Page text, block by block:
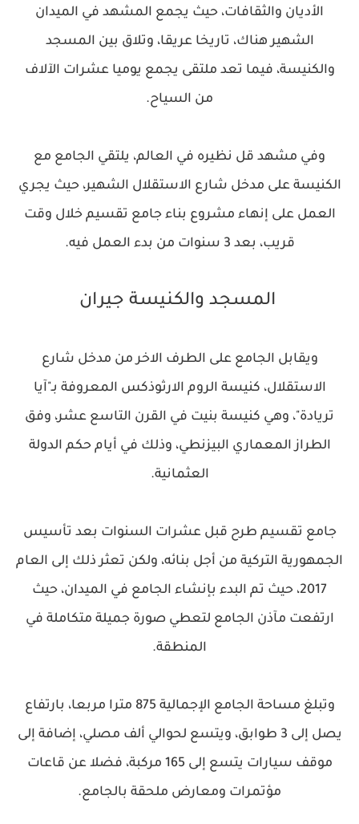
الأديان والثقافات، حيث يجمع المشهد في الميدان
الشهير هناك، تاريخا عريقا، وتلاق بين المسجد
والكنيسة، فيما تعد ملتقى يجمع يوميا عشرات الآلاف
من السياح.
وفي مشهد قل نظيره في العالم، يلتقي الجامع مع
الكنيسة على مدخل شارع الاستقلال الشهير، حيث يجري
العمل على إنهاء مشروع بناء جامع تقسيم خلال وقت
قريب، بعد 3 سنوات من بدء العمل فيه.
المسجد والكنيسة جيران
ويقابل الجامع على الطرف الاخر من مدخل شارع
الاستقلال، كنيسة الروم الارثوذكس المعروفة بـ"آيا
تريادة"، وهي كنيسة بنيت في القرن التاسع عشر، وفق
الطراز المعماري البيزنطي، وذلك في أيام حكم الدولة
العثمانية.
جامع تقسيم طرح قبل عشرات السنوات بعد تأسيس
الجمهورية التركية من أجل بنائه، ولكن تعثر ذلك إلى العام
2017، حيث تم البدء بإنشاء الجامع في الميدان، حيث
ارتفعت مآذن الجامع لتعطي صورة جميلة متكاملة في
المنطقة.
وتبلغ مساحة الجامع الإجمالية 875 مترا مربعا، بارتفاع
يصل إلى 3 طوابق، ويتسع لحوالي ألف مصلي، إضافة إلى
موقف سيارات يتسع إلى 165 مركبة، فضلا عن قاعات
مؤتمرات ومعارض ملحقة بالجامع.